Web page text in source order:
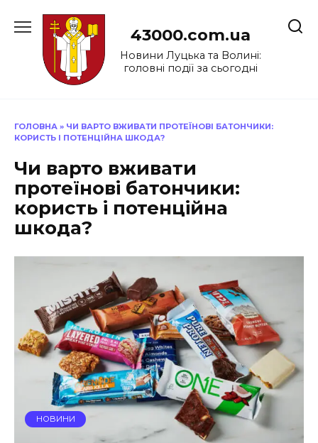
до
43000.com.ua
Новини Луцька та Волині:
головні події за сьогодні
ГОЛОВНА » ЧИ ВАРТО ВЖИВАТИ ПРОТЕЇНОВІ БАТОНЧИКИ:
КОРИСТЬ І ПОТЕНЦІЙНА ШКОДА?
Чи варто вживати
протеїнові батончики:
користь і потенційна
шкода?
НОВИНИ